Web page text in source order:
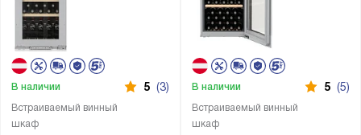
Встраиваемый винный
шкаф
В наличии 5 (3)
Встраиваемый винный
шкаф
В наличии 5 (5)